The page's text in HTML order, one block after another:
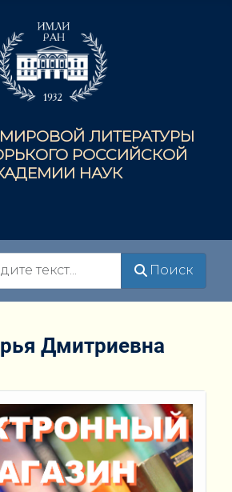
ЛИТЕРАТУРЫ
РОССИЙСКОЙ
НАУК
Поиск
Дмитриевна